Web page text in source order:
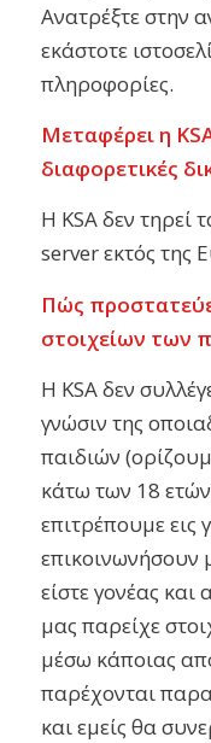
Ανατρέξτε στην
εκάστοτε
πληροφορίες.
Μεταφέρει η
διαφορετικές
Η KSA δεν τηρεί
server εκτός της
Πώς
στοιχείων των
Η KSA δεν
γνώσιν της
παιδιών
κάτω των 18
επιτρέπουμε εις
επικοινωνήσουν
είστε γονέας και
μας παρείχε
μέσω κάποιας
παρέχονται
και εμείς θα